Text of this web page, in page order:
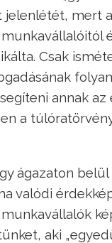
jelenlétét, mert
Csak
annak
a
ágazaton
valódi
aki